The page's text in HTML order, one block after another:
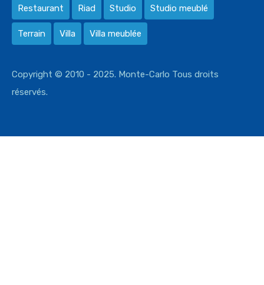
Restaurant Riad Studio Studio meublé
Terrain Villa Villa meublée
Copyright © 2010 - 2025. Monte-Carlo Tous droits
réservés.